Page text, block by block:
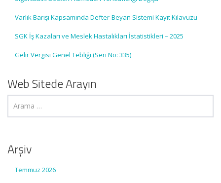
Varlık Barışı Kapsamında Defter-Beyan Sistemi Kayıt Kılavuzu
SGK İş Kazaları ve Meslek Hastalıkları İstatistikleri – 2025
Gelir Vergisi Genel Tebliği (Seri No: 335)
Web Sitede Arayın
Arşiv
Temmuz 2026